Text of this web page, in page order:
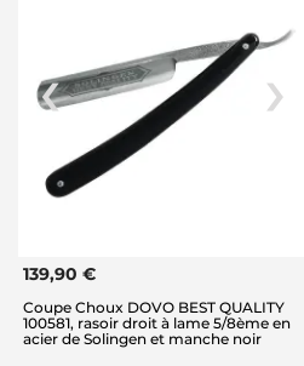
139,90 €
Coupe Choux DOVO BEST QUALITY
100581, rasoir droit à lame 5/8ème en
acier de Solingen et manche noir